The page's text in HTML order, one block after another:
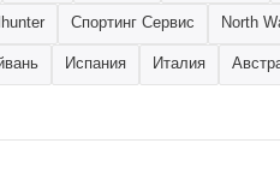
Спортинг Сервис North
Испания Италия